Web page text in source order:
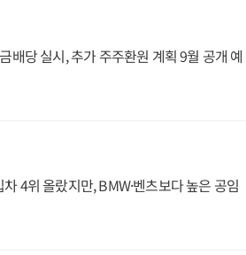
배당 실시, 추가 주주환원 계획 9월 공개 예
4위 올랐지만, BMW·벤츠보다 높은 공임